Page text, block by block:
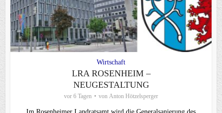
Wirtschaft
LRA ROSENHEIM –
NEUGESTALTUNG
vor 6 Tagen von Anton Hötzelsperger